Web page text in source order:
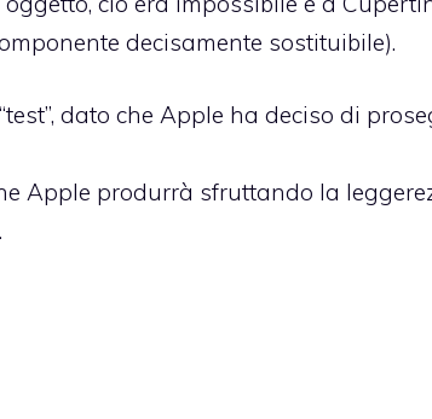
decisamente sostituibile).
dato che Apple ha deciso di
Apple produrrà sfruttando la